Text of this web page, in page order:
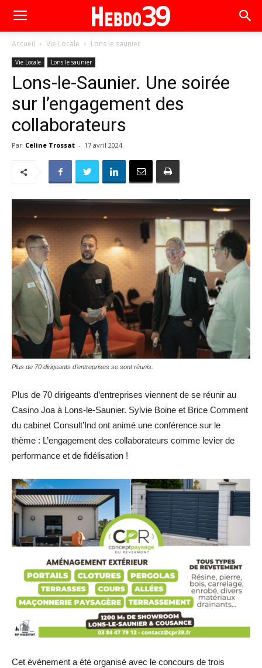
Accueil Vie Locale Lons le saunier
Vie Locale Lons le saunier
Lons-le-Saunier. Une soirée
sur l’engagement des
collaborateurs
Par Celine Trossat - 17 avril 2024
Plus de 70 dirigeants d’entreprises se sont réunis.
Plus de 70 dirigeants d’entreprises viennent de se réunir au
Casino Joa à Lons-le-Saunier. Sylvie Boine et Brice Comment
du cabinet Consult’Ind ont animé une conférence sur le
thème : L’engagement des collaborateurs comme levier de
performance et de fidélisation !
Cet événement a été organisé avec le concours de trois